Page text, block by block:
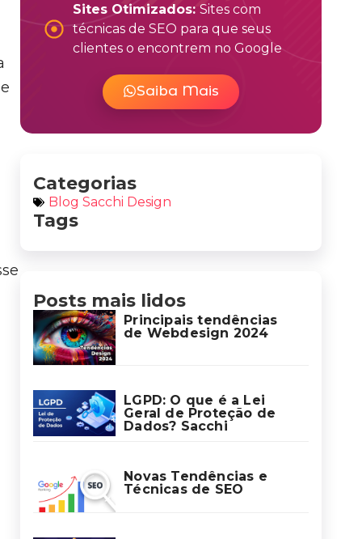
Sites Otimizados: Sites com
técnicas de SEO para que seus
clientes o encontrem no Google
Saiba Mais
Categorias
Blog Sacchi Design
Tags
Posts mais lidos
Principais tendências
de Webdesign 2024
LGPD: O que é a Lei
Geral de Proteção de
Dados? Sacchi
Novas Tendências e
Técnicas de SEO